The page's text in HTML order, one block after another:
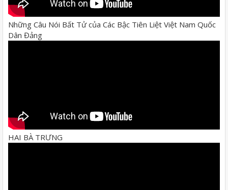
Những Câu Nói Bất Tử của Các Bậc Tiên Liệt Việt Nam Quốc
Dân Đảng
HAI BÀ TRƯNG